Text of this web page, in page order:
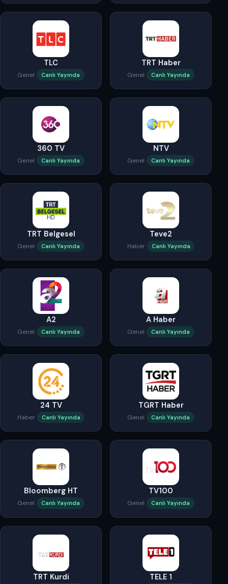
TLC
Genel Canlı Yayında
TRT Haber
Genel Canlı Yayında
360 TV
Genel Canlı Yayında
NTV
Genel Canlı Yayında
TRT Belgesel
Genel Canlı Yayında
Teve2
Haber Canlı Yayında
A2
Genel Canlı Yayında
A Haber
Genel Canlı Yayında
24 TV
Haber Canlı Yayında
TGRT Haber
Genel Canlı Yayında
Bloomberg HT
Genel Canlı Yayında
TV100
Genel Canlı Yayında
TRT Kurdi TELE 1